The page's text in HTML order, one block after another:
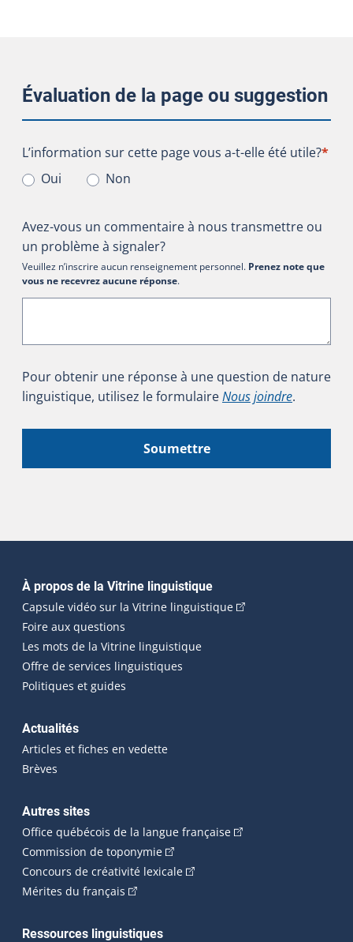
Évaluation de la page ou suggestion
L’information sur cette page vous a-t-elle été utile?
L’information sur cette page vous a-t-elle été utile?*
Oui
Non
Avez-vous un commentaire à nous transmettre ou
un problème à signaler?
Veuillez n’inscrire aucun renseignement personnel. Prenez note que
vous ne recevrez aucune réponse.
Pour obtenir une réponse à une question de nature
linguistique, utilisez le formulaireNous joindre.
Soumettre
Navigation principale
À propos de la Vitrine linguistique
Capsule vidéo sur la Vitrine linguistique(Cet hyperlien
Foire aux questions
Les mots de la Vitrine linguistique
Offre de services linguistiques
Politiques et guides
Actualités
Articles et fiches en vedette
Brèves
Autres sites
Office québécois de la langue française(Cet hyperlien
Commission de toponymie(Cet hyperlien externe s'ouvrira
Concours de créativité lexicale(Cet hyperlien externe
Mérites du français (Cet hyperlien externe s'ouvrira dans une
Ressources linguistiques